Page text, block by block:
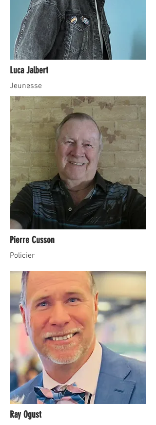
Luca Jalbert
Jeunesse
Pierre Cusson
Policier
Ray Ogust